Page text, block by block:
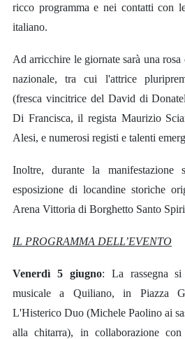
ricco programma e nei contatti con
italiano.
Ad arricchire le giornate sarà una
nazionale, tra cui l'attrice
(fresca vincitrice del David di
Di Francisca, il regista Maurizio
Alesi, e numerosi registi e talenti
Inoltre, durante la manifestazione
esposizione di locandine storiche
Arena Vittoria di Borghetto Santo
IL PROGRAMMA DELL’EVENTO
Venerdì 5 giugno: La rassegna si
musicale a Quiliano, in Piazza
L'Histerico Duo (Michele Paolino ai
alla chitarra), in collaborazione con